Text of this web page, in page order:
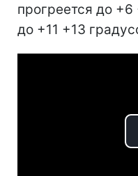
прогреется до
до +11 +13